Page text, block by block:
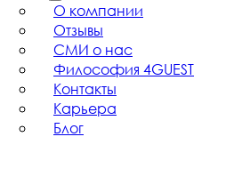
О компании
Отзывы
СМИ о нас
Философия 4GUEST
Контакты
Карьера
Блог